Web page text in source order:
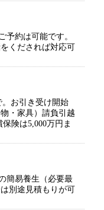
予約は可能です。
くだされば対応可
。お引き受け開始
・家具）請負引越
険は5,000万円ま
簡易養生（必要最
別途見積もりが可